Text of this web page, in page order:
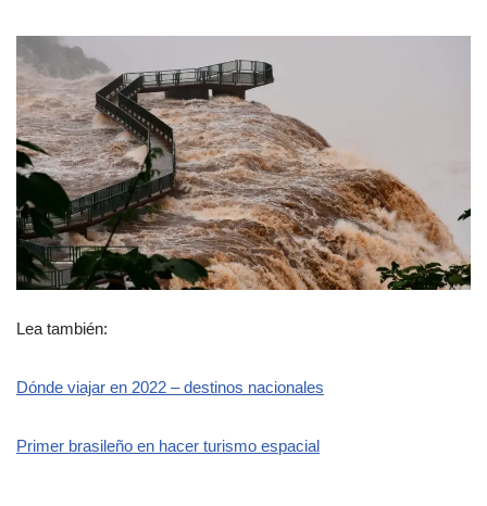
Lea también:
Dónde viajar en 2022 – destinos nacionales
Primer brasileño en hacer turismo espacial